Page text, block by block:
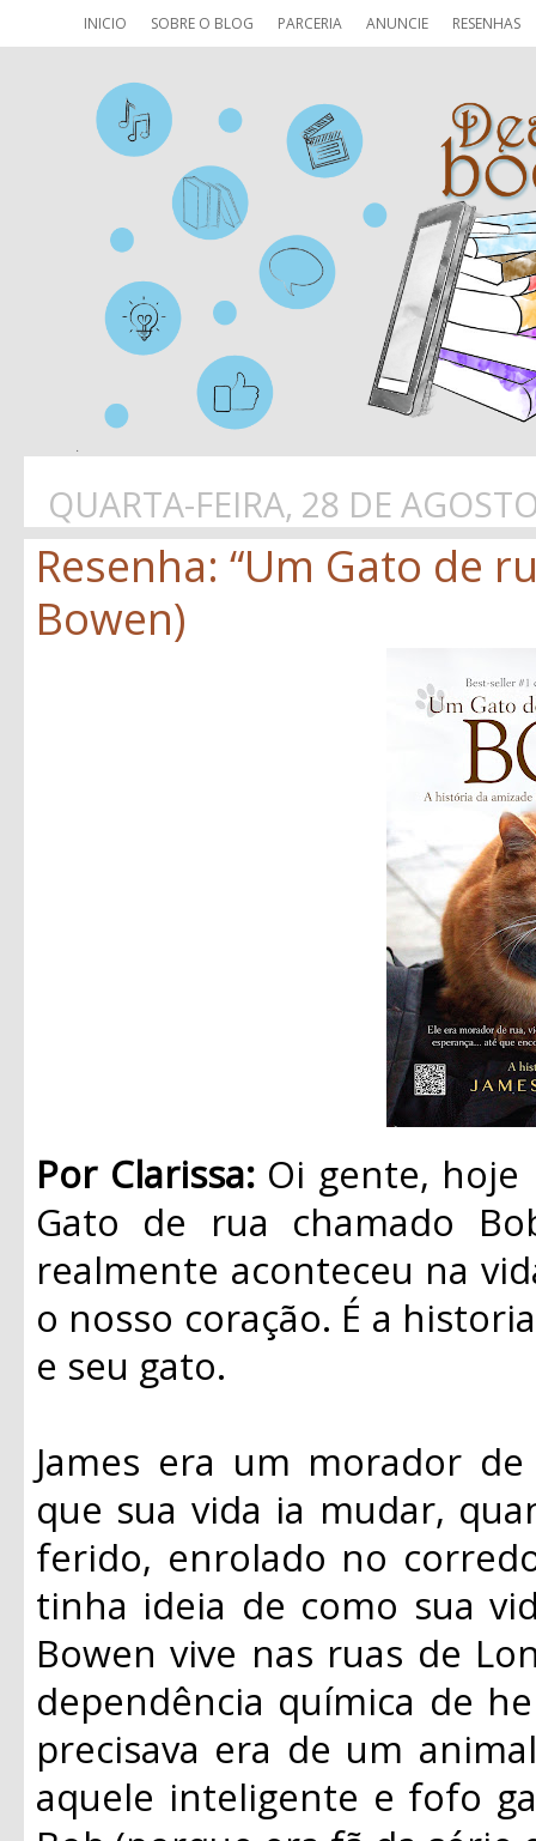
INICIO SOBRE O BLOG PARCERIA ANUNCIE RESENHAS
QUARTA-FEIRA, 28 DE
Resenha: “Um Gato de
Bowen)
Por Clarissa: Oi gente, hoje
Gato de rua chamado
realmente aconteceu na
o nosso coração. É a
e seu gato.
James era um morador
que sua vida ia mudar,
ferido, enrolado no
tinha ideia de como sua
Bowen vive nas ruas de
dependência química de
precisava era de um
aquele inteligente e fofo